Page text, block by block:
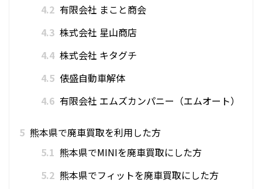
4.2 有限会社 まこと商会
4.3 株式会社 星山商店
4.4 株式会社 キタグチ
4.5 俵盛自動車解体
4.6 有限会社 エムズカンパニー（エムオート）
5 熊本県で廃車買取を利用した方
5.1 熊本県でMINIを廃車買取にした方
5.2 熊本県でフィットを廃車買取にした方